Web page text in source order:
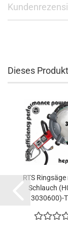
Dieses
RTS
Schlauch
3030600)-